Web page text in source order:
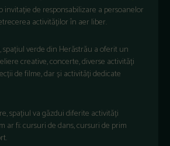
invitație de responsabilizare a persoanelor
activităților în aer liber.
verde din Herăstrău a oferit un
creative, concerte, diverse activități
de filme, dar și activități dedicate
spațiul va găzdui diferite activități
ar fi: cursuri de dans, cursuri de prim